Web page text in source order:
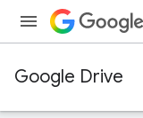
Google Drive